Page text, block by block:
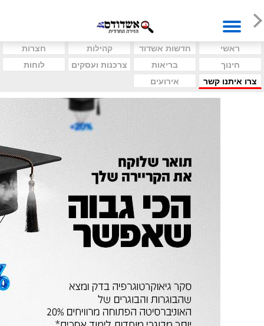
ראשי חדשות אשדוד קהילות
חצרות
חינוך
בריאות צרכנות ועסקים
לוחות
צרו איתנו קשר
אירועים